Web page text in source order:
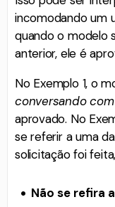
incomodando um
quando o modelo
anterior, ele é
No Exemplo 1, o
conversando
aprovado. No
se referir a uma
solicitação foi
Não se refira